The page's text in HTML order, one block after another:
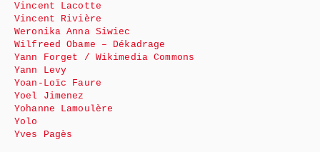
Vincent Lacotte
Vincent Rivière
Weronika Anna Siwiec
Wilfreed Obame – Dékadrage
Yann Forget / Wikimedia Commons
Yann Levy
Yoan-Loïc Faure
Yoel Jimenez
Yohanne Lamoulère
Yolo
Yves Pagès